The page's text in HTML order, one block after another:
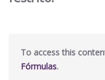
To access this
Fórmulas.